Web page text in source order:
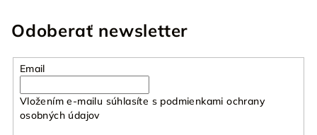
Odoberať newsletter
Email
Vložením e-mailu súhlasíte s podmienkami ochrany
osobných údajov